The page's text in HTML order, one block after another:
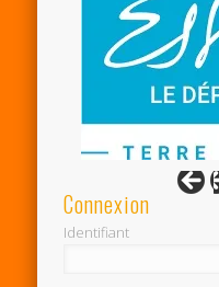
Connexion
Identifiant